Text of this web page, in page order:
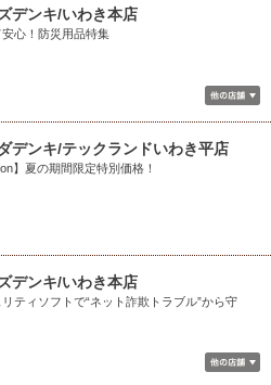
デンキ/いわき本店
心！防災用品特集
デンキ/テックランドいわき平店
】夏の期間限定特別価格！
デンキ/いわき本店
ティソフトで“ネット詐欺トラブル”から守